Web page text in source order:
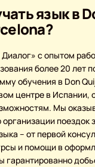
язык в
с опытом
более 20 лет
обучения в Don
центре в
Мы
организации поездок
– от первой
и помощи в